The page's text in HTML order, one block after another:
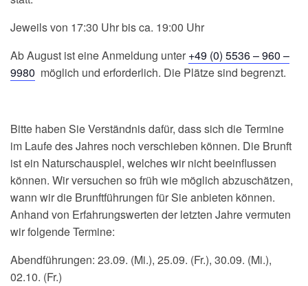
Jeweils von 17:30 Uhr bis ca. 19:00 Uhr
Ab August ist eine Anmeldung unter +49 (0) 5536 – 960 –
9980 möglich und erforderlich. Die Plätze sind begrenzt.
Bitte haben Sie Verständnis dafür, dass sich die Termine
im Laufe des Jahres noch verschieben können. Die Brunft
ist ein Naturschauspiel, welches wir nicht beeinflussen
können. Wir versuchen so früh wie möglich abzuschätzen,
wann wir die Brunftführungen für Sie anbieten können.
Anhand von Erfahrungswerten der letzten Jahre vermuten
wir folgende Termine:
Abendführungen: 23.09. (Mi.), 25.09. (Fr.), 30.09. (Mi.),
02.10. (Fr.)